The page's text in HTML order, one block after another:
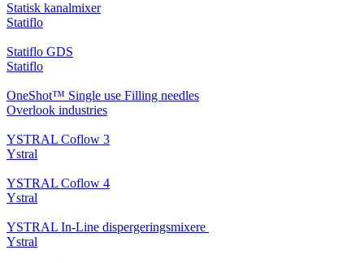
Statisk kanalmixer
Statiflo
Statiflo GDS
Statiflo
OneShot™ Single use Filling needles
Overlook industries
YSTRAL Coflow 3
Ystral
YSTRAL Coflow 4
Ystral
YSTRAL In-Line dispergeringsmixere ‍‍
Ystral